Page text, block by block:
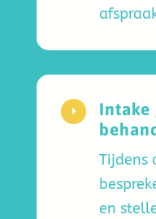
E
Intake
Tijdens
en